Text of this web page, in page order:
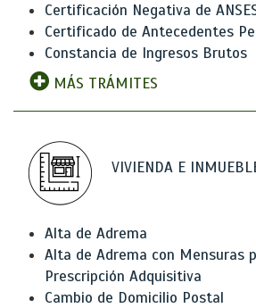
Certificación Negativa de
Certificado de Antecedentes
Constancia de Ingresos Brutos
MÁS TRÁMITES
VIVIENDA E
Alta de Adrema
Alta de Adrema con Mensuras
Prescripción Adquisitiva
Cambio de Domicilio Postal